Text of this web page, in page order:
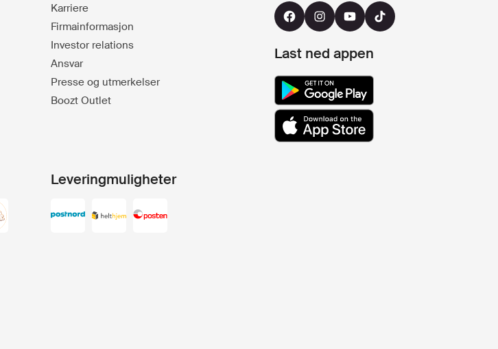
Karriere
Firmainformasjon
Investor relations
Ansvar
Presse og utmerkelser
Boozt Outlet
Last ned appen
Leveringmuligheter